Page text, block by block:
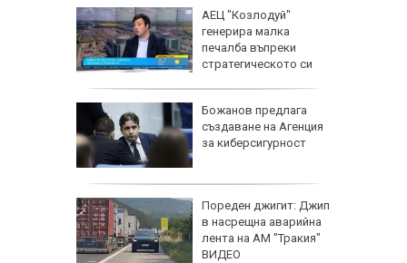
АЕЦ "Козлодуй"
генерира малка
печалба въпреки
стратегическото си
Божанов предлага
създаване на Агенция
за киберсигурност
Пореден джигит: Джип
в насрещна аварийна
лента на АМ "Тракия"
ВИДЕО